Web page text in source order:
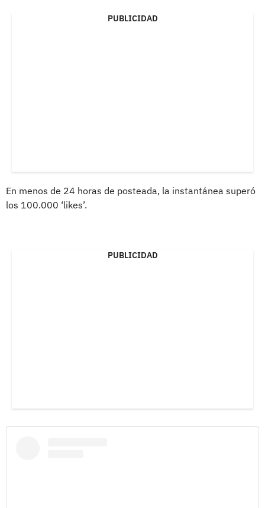
PUBLICIDAD
En menos de 24 horas de posteada, la instantánea superó
los 100.000 ‘likes’.
PUBLICIDAD